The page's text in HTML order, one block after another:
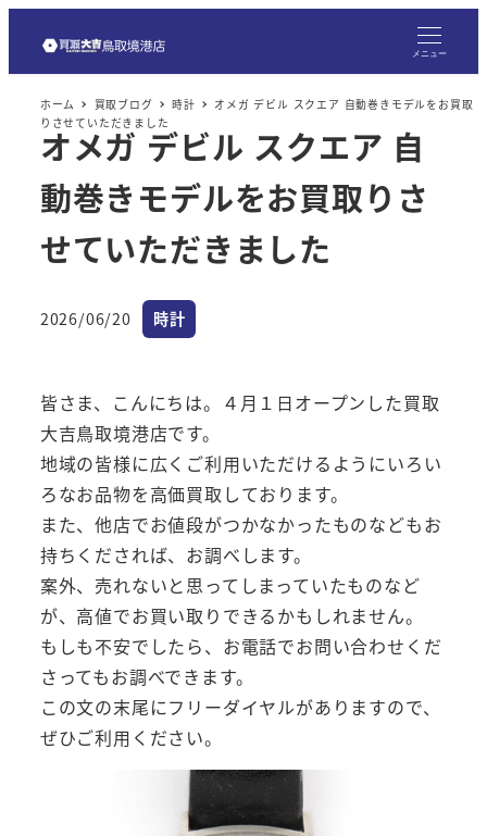
メニュー
ホーム 買取ブログ 時計
オメガ デビル スクエア 自動巻きモデルをお買取
りさせていただきました
オメガ デビル スクエア 自
動巻きモデルをお買取りさ
せていただきました
投稿日
2026/06/20 カテゴリー
時計
皆さま、こんにちは。４月１日オープンした買取
大吉鳥取境港店です。
地域の皆様に広くご利用いただけるようにいろい
ろなお品物を高価買取しております。
また、他店でお値段がつかなかったものなどもお
持ちくだされば、お調べします。
案外、売れないと思ってしまっていたものなど
が、高値でお買い取りできるかもしれません。
もしも不安でしたら、お電話でお問い合わせくだ
さってもお調べできます。
この文の末尾にフリーダイヤルがありますので、
ぜひご利用ください。